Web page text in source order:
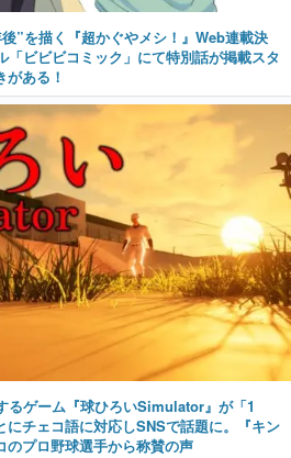
”を描く『超かぐやメシ！』Web連載決
「ビビビコミック」にて特別話が掲載スタ
ある！
るゲーム『球ひろいSimulator』が「1
チェコ語に対応しSNSで話題に。『キン
のプロ野球選手から称賛の声